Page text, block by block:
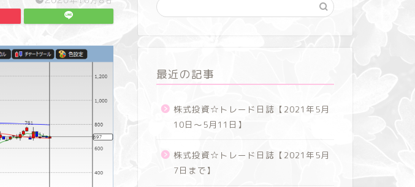
最近の記事
株式投資☆トレード日誌【2021年5月
10日～5月11日】
株式投資☆トレード日誌【2021年5月
7日まで】